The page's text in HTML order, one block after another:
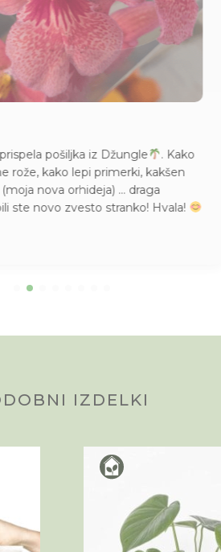
pošiljka iz Džungle
. Kako
rože, kako lepi primerki, kakšen
nova orhideja) … draga
ste novo zvesto stranko! Hvala!
IZDELKI